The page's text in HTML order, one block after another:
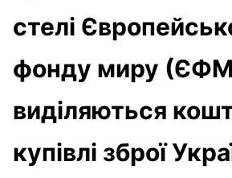
стелі
фонду миру
виділяються
купівлі зброї